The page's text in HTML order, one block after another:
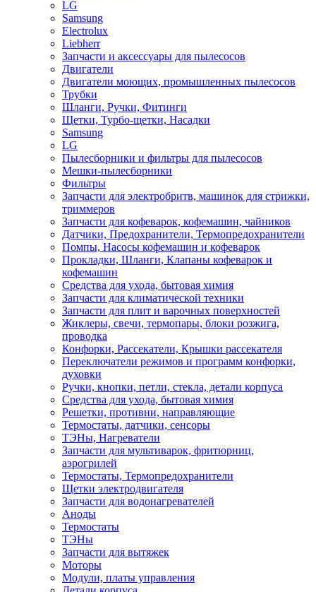
LG
Samsung
Electrolux
Liebherr
Запчасти и аксессуары для пылесосов
Двигатели
Двигатели моющих, промышленных пылесосов
Трубки
Шланги, Ручки, Фитинги
Щетки, Турбо-щетки, Насадки
Samsung
LG
Пылесборники и фильтры для пылесосов
Мешки-пылесборники
Фильтры
Запчасти для электробритв, машинок для стрижки,
триммеров
Запчасти для кофеварок, кофемашин, чайников
Датчики, Предохранители, Термопредохранители
Помпы, Насосы кофемашин и кофеварок
Прокладки, Шланги, Клапаны кофеварок и
кофемашин
Средства для ухода, бытовая химия
Запчасти для климатической техники
Запчасти для плит и варочных поверхностей
Жиклеры, свечи, термопары, блоки розжига,
проводка
Конфорки, Рассекатели, Крышки рассекателя
Переключатели режимов и программ конфорки,
духовки
Ручки, кнопки, петли, стекла, детали корпуса
Средства для ухода, бытовая химия
Решетки, противни, направляющие
Термостаты, датчики, сенсоры
ТЭНы, Нагреватели
Запчасти для мультиварок, фритюрниц,
аэрогрилей
Термостаты, Термопредохранители
Щетки электродвигателя
Запчасти для водонагревателей
Аноды
Термостаты
ТЭНы
Запчасти для вытяжек
Моторы
Модули, платы управления